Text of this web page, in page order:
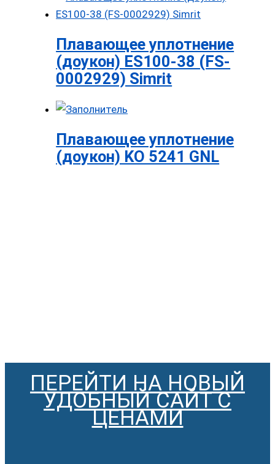
Плавающее уплотнение
(доукон) ES100-38 (FS-
0002929) Simrit
Плавающее уплотнение
(доукон) KO 5241 GNL
ПЕРЕЙТИ НА НОВЫЙ
УДОБНЫЙ САЙТ С
ЦЕНАМИ